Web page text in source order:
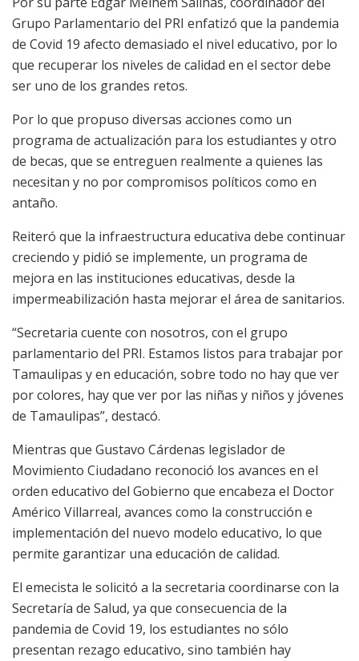
Grupo Parlamentario del PRI enfatizó que la pandemia
de Covid 19 afecto demasiado el nivel educativo, por lo
que recuperar los niveles de calidad en el sector debe
ser uno de los grandes retos.
Por lo que propuso diversas acciones como un
programa de actualización para los estudiantes y otro
de becas, que se entreguen realmente a quienes las
necesitan y no por compromisos políticos como en
antaño.
Reiteró que la infraestructura educativa debe continuar
creciendo y pidió se implemente, un programa de
mejora en las instituciones educativas, desde la
impermeabilización hasta mejorar el área de sanitarios.
“Secretaria cuente con nosotros, con el grupo
parlamentario del PRI. Estamos listos para trabajar por
Tamaulipas y en educación, sobre todo no hay que ver
por colores, hay que ver por las niñas y niños y jóvenes
de Tamaulipas”, destacó.
Mientras que Gustavo Cárdenas legislador de
Movimiento Ciudadano reconoció los avances en el
orden educativo del Gobierno que encabeza el Doctor
Américo Villarreal, avances como la construcción e
implementación del nuevo modelo educativo, lo que
permite garantizar una educación de calidad.
El emecista le solicitó a la secretaria coordinarse con la
Secretaría de Salud, ya que consecuencia de la
pandemia de Covid 19, los estudiantes no sólo
presentan rezago educativo, sino también hay